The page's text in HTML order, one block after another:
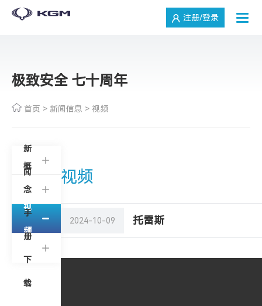
注册/登录
极致安全 七十周年
首页 > 新闻信息 > 视频
新
闻
概
念
车
视
频
手
册
下
载
视频
2024-10-09 托雷斯